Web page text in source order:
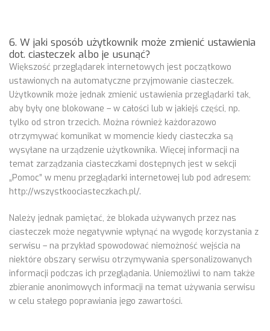
6. W jaki sposób użytkownik może zmienić ustawienia
dot. ciasteczek albo je usunąć?
Większość przeglądarek internetowych jest początkowo
ustawionych na automatyczne przyjmowanie ciasteczek.
Użytkownik może jednak zmienić ustawienia przeglądarki tak,
aby były one blokowane – w całości lub w jakiejś części, np.
tylko od stron trzecich. Można również każdorazowo
otrzymywać komunikat w momencie kiedy ciasteczka są
wysyłane na urządzenie użytkownika. Więcej informacji na
temat zarządzania ciasteczkami dostępnych jest w sekcji
„Pomoc” w menu przeglądarki internetowej lub pod adresem:
http://wszystkoociasteczkach.pl/.
Należy jednak pamiętać, że blokada używanych przez nas
ciasteczek może negatywnie wpłynąć na wygodę korzystania z
serwisu – na przykład spowodować niemożność wejścia na
niektóre obszary serwisu otrzymywania spersonalizowanych
informacji podczas ich przeglądania. Uniemożliwi to nam także
zbieranie anonimowych informacji na temat używania serwisu
w celu stałego poprawiania jego zawartości.